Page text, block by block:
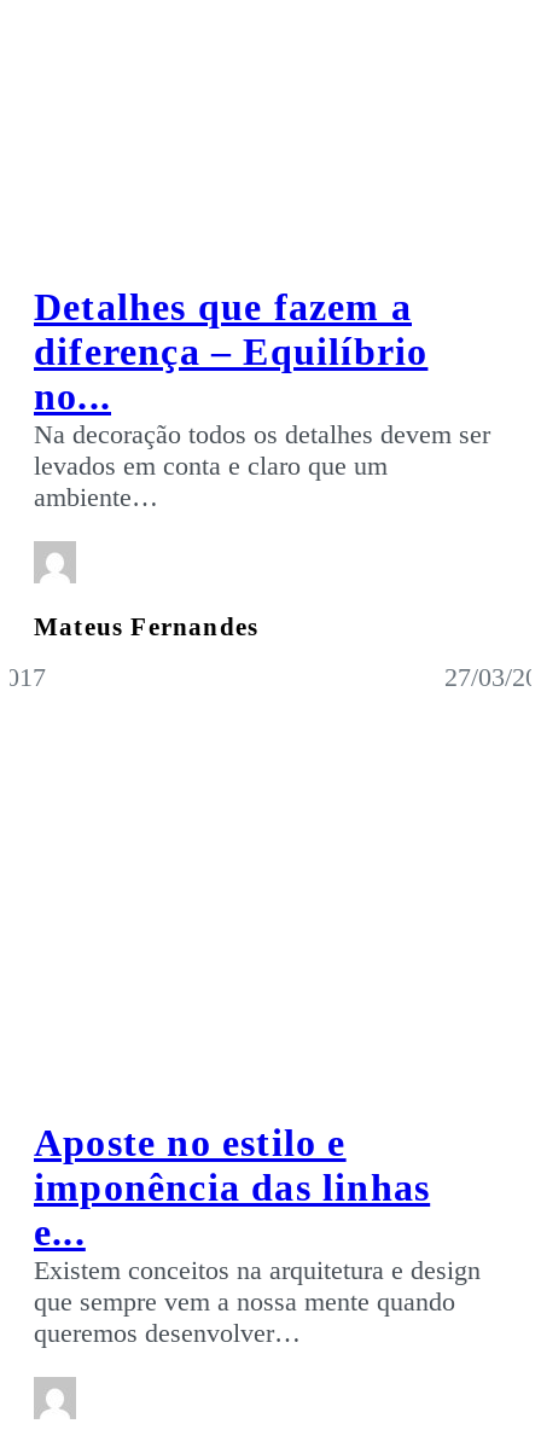
Detalhes que fazem a
diferença – Equilíbrio
no...
Na decoração todos os detalhes devem ser
levados em conta e claro que um
ambiente…
Mateus Fernandes
27/03/
Aposte no estilo e
imponência das linhas
e...
Existem conceitos na arquitetura e design
que sempre vem a nossa mente quando
queremos desenvolver…